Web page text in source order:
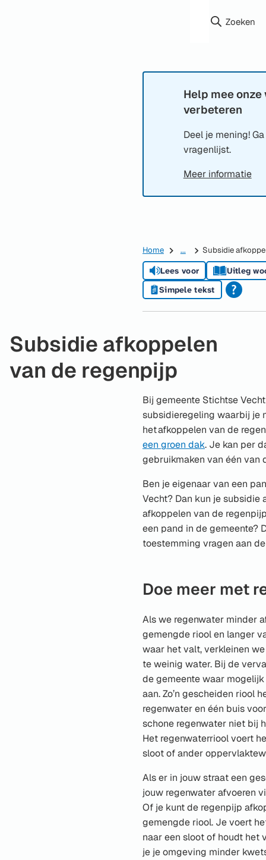
Zoeken
Informatie:
Help mee
verbeteren
Deel je mening!
vragenlijst.
Meer informatie
Home ... Subsidie
Lees voor
Uitleg
Simpele tekst
Subsidie afkoppelen
van de regenpijp
Bij gemeente Stichtse
subsidieregeling waarbij je
het afkoppelen van de
een groen dak. Je kan per
gebruikmaken van één van
Ben je eigenaar van een
Vecht? Dan kun je subsidie
afkoppelen van de
een pand in de gemeente?
toestemming vragen aan
Doe meer met
Als we regenwater minder
gemengde riool en langer
waar het valt, verkleinen
te weinig water. Bij de
de gemeente waar
aan. Zo’n gescheiden riool
regenwater en één buis
schone regenwater niet bij
Het regenwaterriool voert
sloot of ander
Als er in jouw straat een
jouw regenwater afvoeren
Of je kunt de regenpijp
gemengde riool. Je voert
naar een sloot of houdt het
je je omgeving minder